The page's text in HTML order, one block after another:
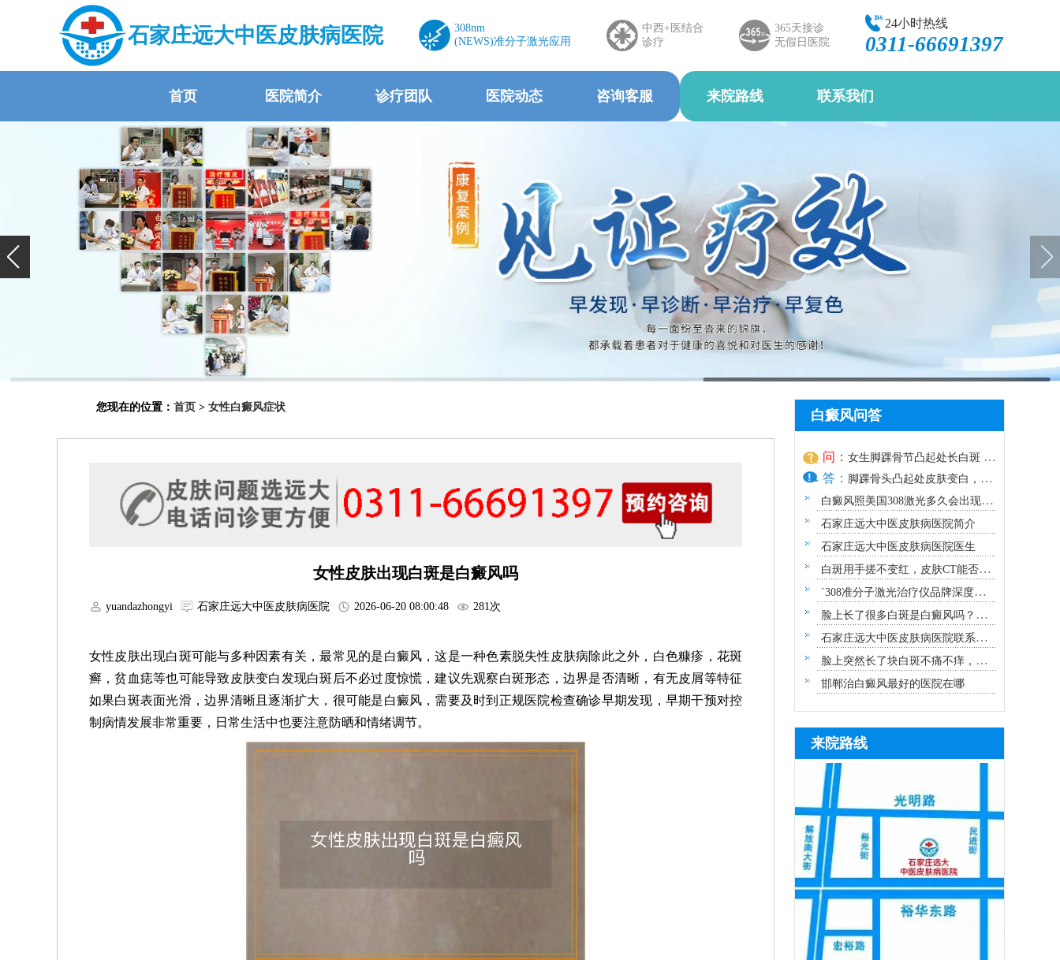
石家庄远大中医皮肤病医院
308nm
(NEWS)准分子激光应用
中西+医结合
诊疗
365天接诊
无假日医院
24小时热线
0311-66691397
首页 医院简介 诊疗团队 医院动态 咨询客服 来院路线 联系我们
您现在的位置： 首页 > 女性白癜风症状
女性皮肤出现白斑是白癜风吗
yuandazhongyi 石家庄远大中医皮肤病医院 2026-06-20 08:00:48 281次
女性皮肤出现白斑可能与多种因素有关，最常见的是白癜风，这是一种色素脱失性皮肤病除此之外，白色糠疹，花斑
癣，贫血痣等也可能导致皮肤变白发现白斑后不必过度惊慌，建议先观察白斑形态，边界是否清晰，有无皮屑等特征
如果白斑表面光滑，边界清晰且逐渐扩大，很可能是白癜风，需要及时到正规医院检查确诊早期发现，早期干预对控
制病情发展非常重要，日常生活中也要注意防晒和情绪调节。
白癜风问答
问： 女生脚踝骨节凸起处长白斑 脱
色原因与应对方法
答： 脚踝骨头凸起处皮肤变白，颜
色脱失
白癜风照美国308激光多久会出现效
果？
石家庄远大中医皮肤病医院简介
石家庄远大中医皮肤病医院医生
白斑用手搓不变红，皮肤CT能否确
诊白癜风？
`308准分子激光治疗仪品牌深度解
析：专业视角下的优选指南`
脸上长了很多白斑是白癜风吗？需
要做哪些检查？
石家庄远大中医皮肤病医院联系方
式地址
脸上突然长了块白斑不痛不痒，原
因及应对指南
邯郸治白癜风最好的医院在哪
来院路线